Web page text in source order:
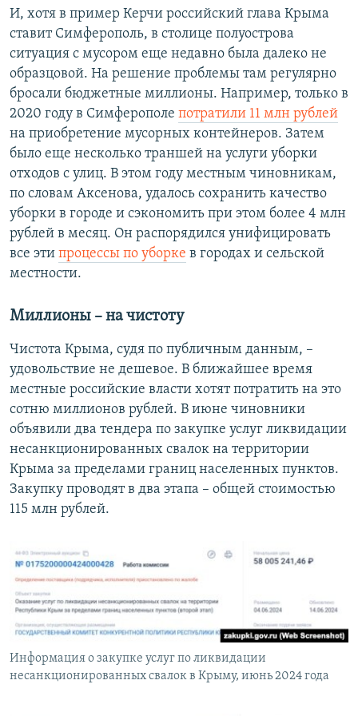
И, хотя в пример Керчи российский глава Крыма
ставит Симферополь, в столице полуострова
ситуация с мусором еще недавно была далеко не
образцовой. На решение проблемы там регулярно
бросали бюджетные миллионы. Например, только в
2020 году в Симферополе потратили 11 млн рублей
на приобретение мусорных контейнеров. Затем
было еще несколько траншей на услуги уборки
отходов с улиц. В этом году местным чиновникам,
по словам Аксенова, удалось сохранить качество
уборки в городе и сэкономить при этом более 4 млн
рублей в месяц. Он распорядился унифицировать
все эти процессы по уборке в городах и сельской
местности.
Миллионы – на чистоту
Чистота Крыма, судя по публичным данным, –
удовольствие не дешевое. В ближайшее время
местные российские власти хотят потратить на это
сотню миллионов рублей. В июне чиновники
объявили два тендера по закупке услуг ликвидации
несанкционированных свалок на территории
Крыма за пределами границ населенных пунктов.
Закупку проводят в два этапа – общей стоимостью
115 млн рублей.
Информация о закупке услуг по ликвидации
несанкционированных свалок в Крыму, июнь 2024 года